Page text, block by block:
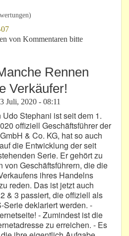
einen entscheidenden Vorteil geht!
von Kommentaren bitte
Rennen
Verkäufer!
Juli, 2020 - 08:11
Stephani ist seit dem 1.
offiziell Geschäftsführer der
& Co. KG, hat so auch
die Entwicklung der seit
Serie. Er gehört zu
von Geschäftsführern, die die
ihres Handelns
reden. Das ist jetzt auch
& 3 passiert, die offiziell als
Serie deklariert werden. -
- Zumindest ist die
zu erreichen. - Es